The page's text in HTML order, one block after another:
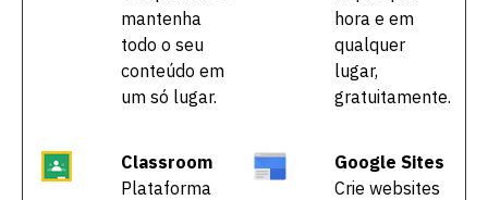
mantenha
todo o seu
conteúdo em
um só lugar.
Classroom
Plataforma
hora e em
qualquer
lugar,
gratuitamente.
Google Sites
Crie websites